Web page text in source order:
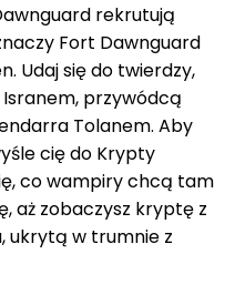
rekrutują
Fort Dawnguard
Udaj się do twierdzy,
przywódcą
Tolanem. Aby
​​cię do Krypty
co wampiry chcą tam
aż zobaczysz kryptę z
ukrytą w trumnie z